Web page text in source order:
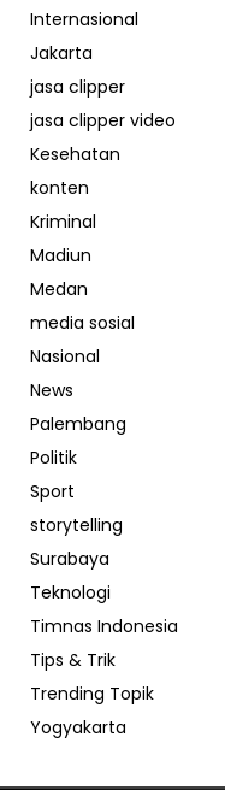
Internasional
Jakarta
jasa clipper
jasa clipper video
Kesehatan
konten
Kriminal
Madiun
Medan
media sosial
Nasional
News
Palembang
Politik
Sport
storytelling
Surabaya
Teknologi
Timnas Indonesia
Tips & Trik
Trending Topik
Yogyakarta